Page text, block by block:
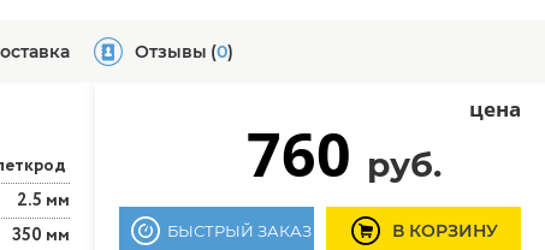
Отзывы (0)
2.5 мм
350 мм
цена
760 руб.
БЫСТРЫЙ ЗАКАЗ В КОРЗИНУ